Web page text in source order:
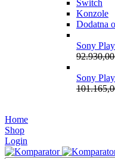
Switch
Konzole
Dodatna
Sony
Sony
Home
Shop
Login